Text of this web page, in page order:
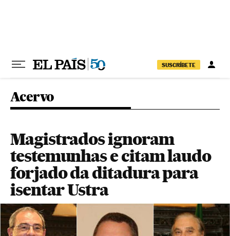
SUSCRÍBETE
Acervo
Magistrados ignoram
testemunhas e citam laudo
forjado da ditadura para
isentar Ustra